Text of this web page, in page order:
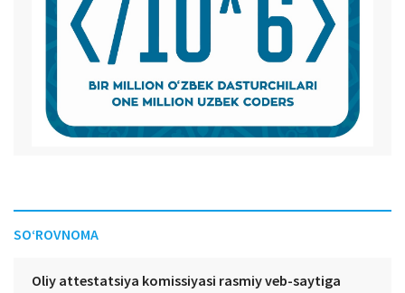
SO‘ROVNOMA
Oliy attestatsiya komissiyasi rasmiy veb-saytiga